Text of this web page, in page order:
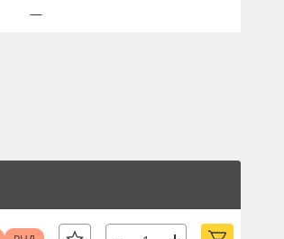
—